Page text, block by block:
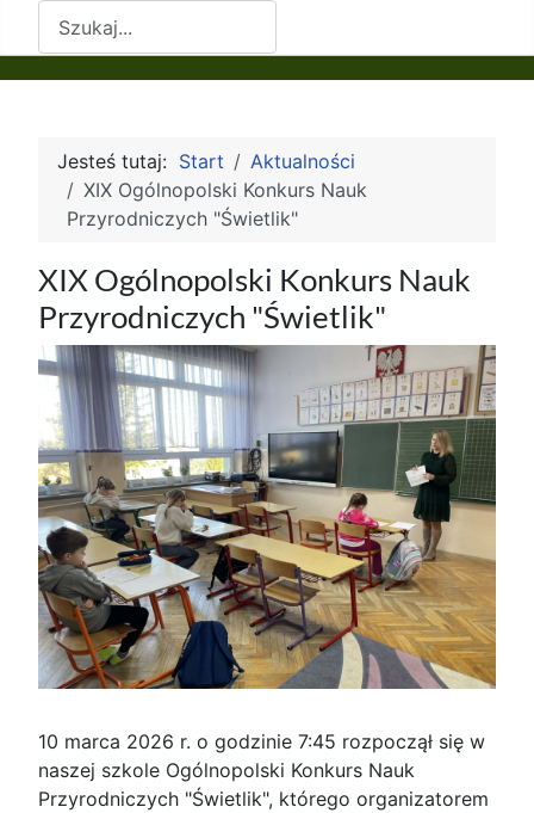
Jesteś tutaj: Start
Aktualności
XIX Ogólnopolski Konkurs Nauk
Przyrodniczych "Świetlik"
XIX Ogólnopolski Konkurs Nauk
Przyrodniczych "Świetlik"
10 marca 2026 r. o godzinie 7:45 rozpoczął się w
naszej szkole Ogólnopolski Konkurs Nauk
Przyrodniczych "Świetlik", którego organizatorem